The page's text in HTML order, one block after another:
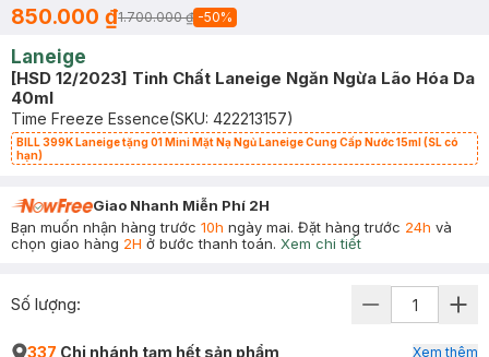
850.000 ₫1.700.000 ₫ -50%
Laneige
[HSD 12/2023] Tinh Chất Laneige Ngăn Ngừa Lão Hóa Da
40ml
Time Freeze Essence(SKU: 422213157)
BILL 399K Laneige tặng 01 Mini Mặt Nạ Ngủ Laneige Cung Cấp Nước 15ml (SL có
hạn)
Giao Nhanh Miễn Phí 2H
Bạn muốn nhận hàng trước 10h ngày mai. Đặt hàng trước 24h và
chọn giao hàng 2H ở bước thanh toán. Xem chi tiết
Số lượng:
337 Chi nhánh tạm hết sản phẩm Xem thêm